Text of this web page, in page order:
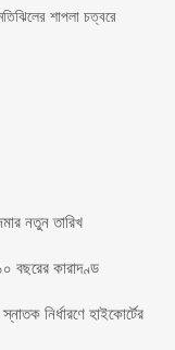
শাপলা চত্বরে
নতুন তারিখ
বছরের কারাদণ্ড
নির্ধারণে হাইকোর্টের